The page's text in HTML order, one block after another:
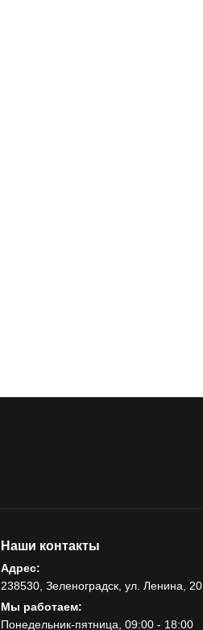
Наши контакты
Адрес:
238530, Зеленоградск, ул. Ленина, 20
Мы работаем:
Понедельник-пятница, 09:00 - 18:00